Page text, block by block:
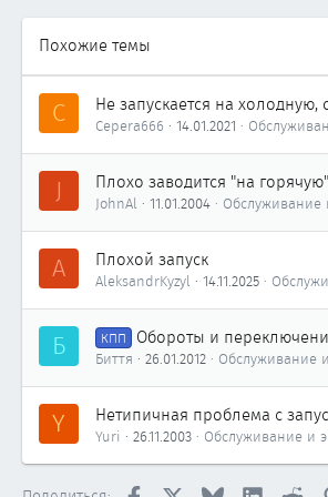
Автомобиль
Похожие темы
C Не запускается на холодную,
Cepera666 14.01.2021
J Плохо заводится "на горячую"
JohnAl 11.01.2004 Обслуживание
A Плохой запуск
AleksandrKyzyl 14.11.2025
Б КПП Обороты и
Биття 26.01.2012 Обслуживание
Y Нетипичная проблема с
Yuri 26.11.2003 Обслуживание и